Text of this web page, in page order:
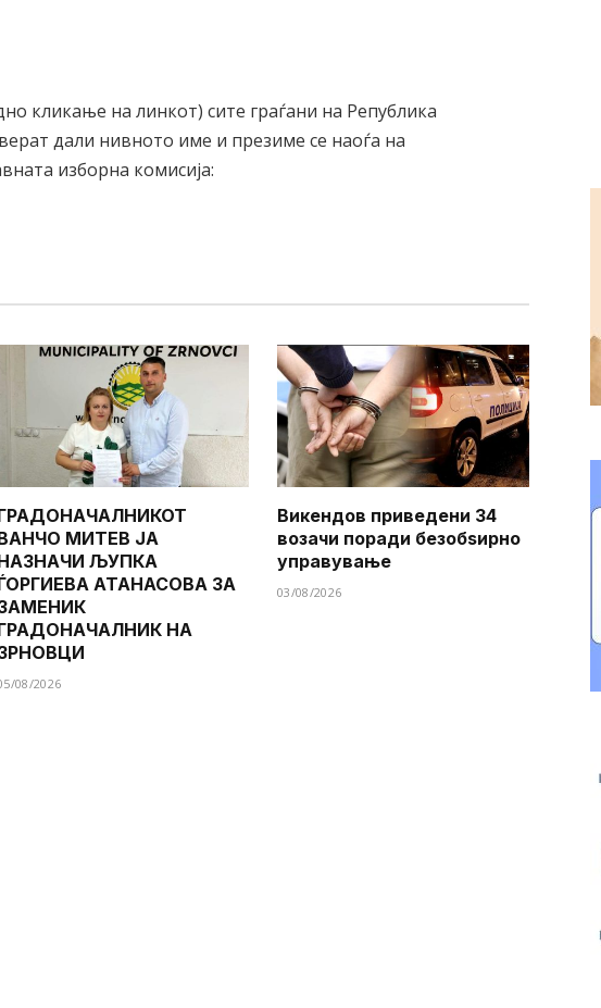
кликање на линкот) сите граѓани на Република
дали нивното име и презиме се наоѓа на
изборна комисија:
МИТЕВ ЈА
ЉУПКА
АТАНАСОВА ЗА
НА
08/2026
Викендов приведени 34
возачи поради безобѕирно
управување
03/08/2026